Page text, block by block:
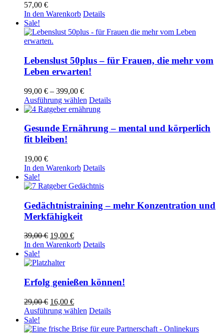
können
der
werden
57,00 €
In den Warenkorb Details
Sale!
Lebenslust 50plus – für Frauen, die mehr vom
Leben erwarten!
99,00 € – 399,00 €Preisspanne:
99,00 €
bis
Ausführung wählen Dieses
Produkt
mehrere
Varianten
können
der
gewählt
Details
Gesunde Ernährung – mental und körperlich
fit bleiben!
19,00 €
In den Warenkorb Details
Sale!
Gedächtnistraining – mehr Konzentration und
Merkfähigkeit
39,00€ Ursprünglicher
Preis
39,00 €
19,00 €Aktueller
Preis
In den Warenkorb Details
Sale!
Erfolg genießen können!
29,00€ Ursprünglicher
Preis
29,00 €
16,00 €Aktueller
Preis
16,00 €.
Ausführung wählen Dieses
weist
Details
Sale!